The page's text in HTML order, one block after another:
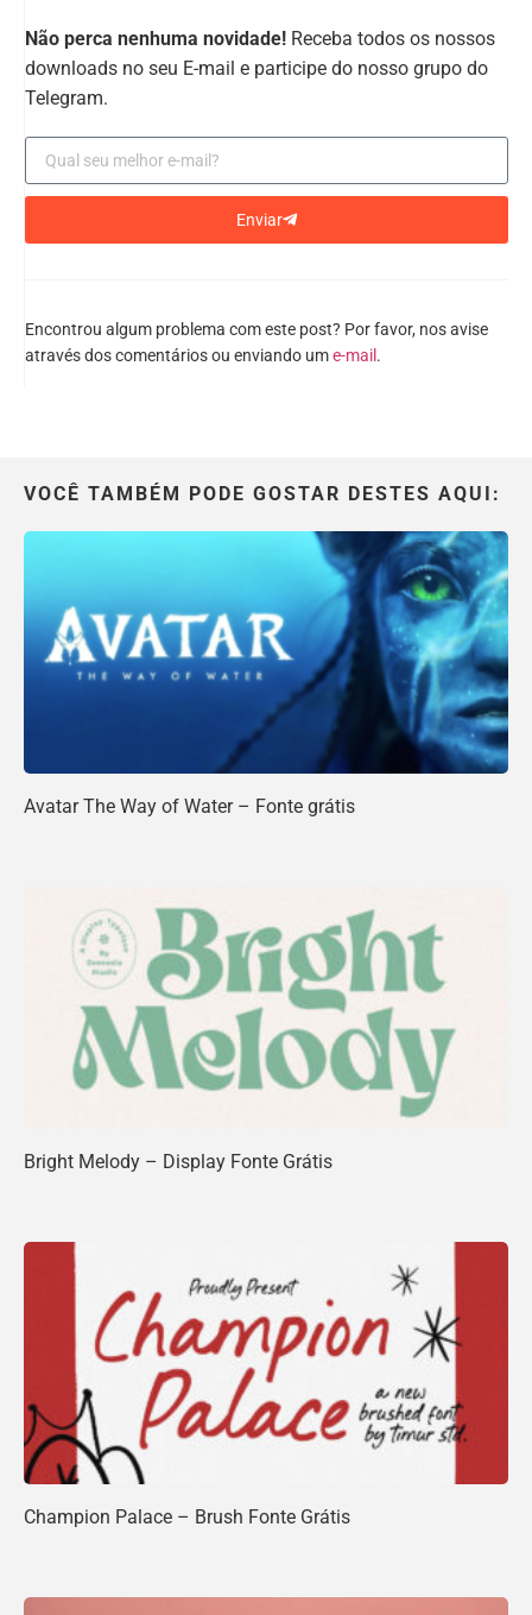
Não perca nenhuma novidade! Receba todos os nossos
downloads no seu E-mail e participe do nosso grupo do
Telegram.
Enviar
Encontrou algum problema com este post? Por favor, nos avise
através dos comentários ou enviando ume-mail .
VOCÊ TAMBÉM PODE GOSTAR DESTES AQUI:
Avatar The Way of Water – Fonte grátis
Bright Melody – Display Fonte Grátis
Champion Palace – Brush Fonte Grátis